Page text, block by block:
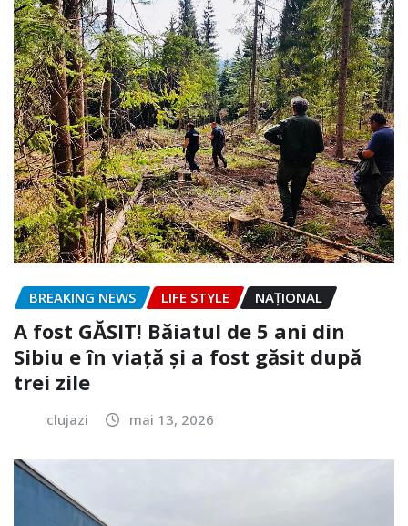
BREAKING NEWS LIFE STYLE NAŢIONAL
A fost GĂSIT! Băiatul de 5 ani din
Sibiu e în viață și a fost găsit după
trei zile
clujazi mai 13, 2026